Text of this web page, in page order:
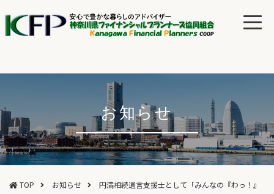
お知らせ
TOP お知らせ
円満相続遺言支援士として「みんなの『わっ！』